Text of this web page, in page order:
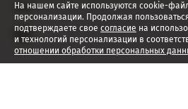
На нашем сайте используются cookie-
персонализации. Продолжая
подтверждаете свое согласие на
и технологий персонализации в
отношении обработки персональных
2026